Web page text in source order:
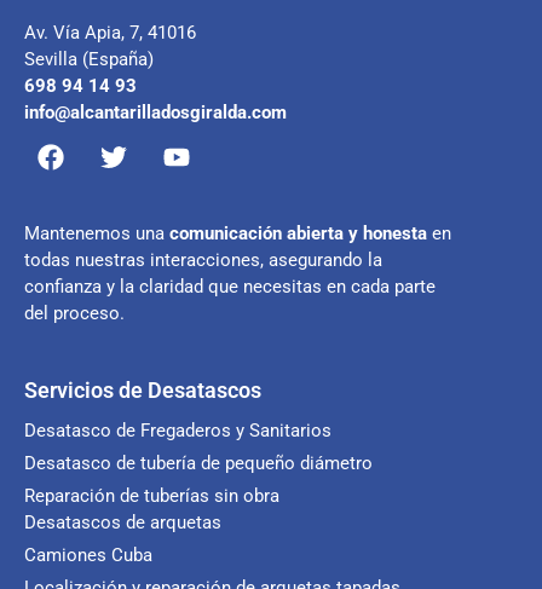
Av. Vía Apia, 7, 41016
Sevilla (España)
698 94 14 93
info@alcantarilladosgiralda.com
Mantenemos una comunicación abierta y honesta en
todas nuestras interacciones, asegurando la
confianza y la claridad que necesitas en cada parte
del proceso.
Servicios de Desatascos
Desatasco de Fregaderos y Sanitarios
Desatasco de tubería de pequeño diámetro
Reparación de tuberías sin obra
Desatascos de arquetas
Camiones Cuba